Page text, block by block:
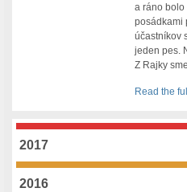
a ráno bolo
posádkami
účastníkov
jeden pes.
Z Rajky
Read the
2017
2016